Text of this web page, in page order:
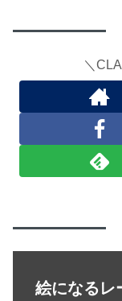
＼
絵になるレ